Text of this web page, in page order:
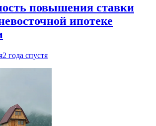
повышения ставки
ипотеке
2 года спустя